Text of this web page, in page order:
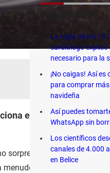
el ESP, qué hace y
sorprendente: según las
menudo
NOVEDADES
La regla de los 10
cardiólogo explicó
necesario para la
¡No caigas! Así
para comprar
navideña
Así puedes
WhatsApp sin
Los científicos
canales de 4.000
en Belice